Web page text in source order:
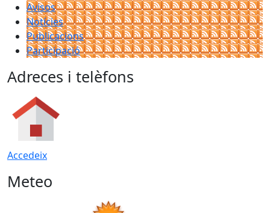
Avisos
Notícies
Publicacions
Participació
Adreces i telèfons
Accedeix
Meteo